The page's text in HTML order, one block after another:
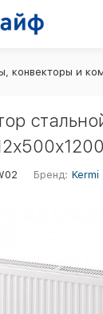
конвекторы и
Бренд: Kermi